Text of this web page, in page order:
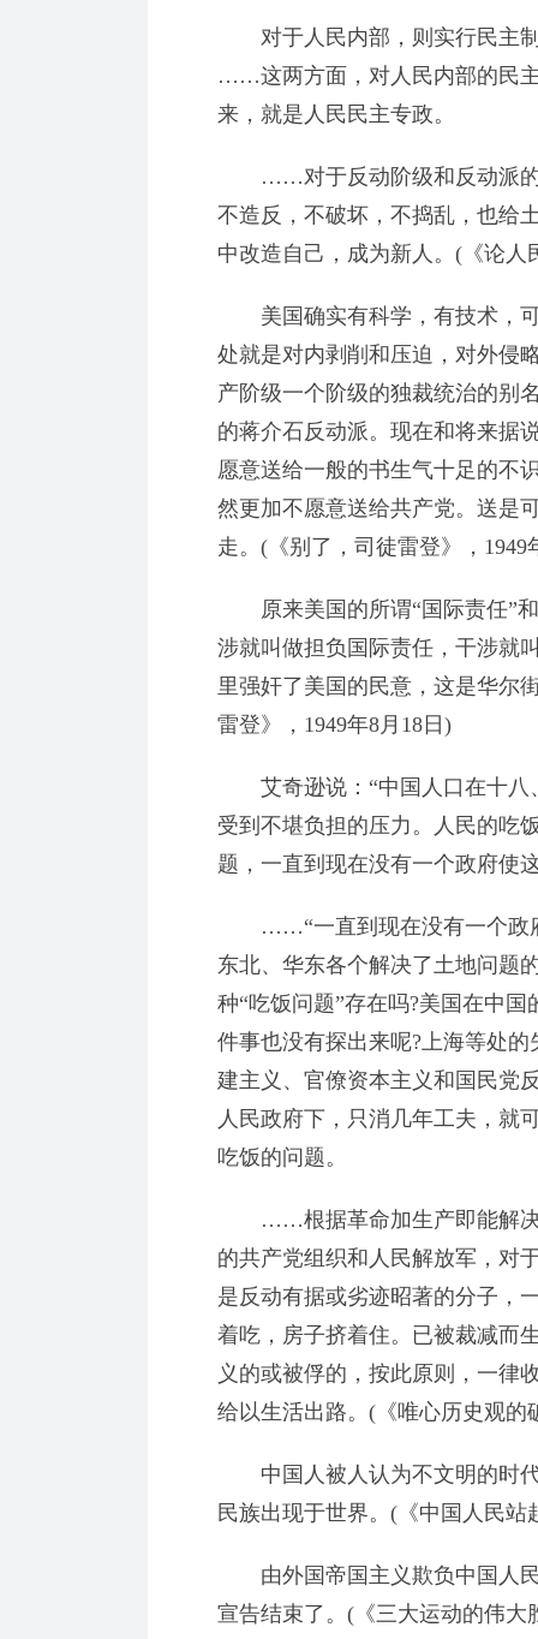
对于人民内部，则实行民主制
……这两方面，对人民内部的民
来，就是人民民主专政。
……对于反动阶级和反动派的
不造反，不破坏，不捣乱，也给
中改造自己，成为新人。(《论人
美国确实有科学，有技术，可
处就是对内剥削和压迫，对外侵
产阶级一个阶级的独裁统治的别
的蒋介石反动派。现在和将来据
愿意送给一般的书生气十足的不
然更加不愿意送给共产党。送是
走。(《别了，司徒雷登》，1949
原来美国的所谓“国际责任”和
涉就叫做担负国际责任，干涉就
里强奸了美国的民意，这是华尔
雷登》，1949年8月18日)
艾奇逊说：“中国人口在十八
受到不堪负担的压力。人民的吃
题，一直到现在没有一个政府
……“一直到现在没有一个政府
东北、华东各个解决了土地问题
种“吃饭问题”存在吗?美国在中
件事也没有探出来呢?上海等处
建主义、官僚资本主义和国民党
人民政府下，只消几年工夫，就
吃饭的问题。
……根据革命加生产即能解决
的共产党组织和人民解放军，对
是反动有据或劣迹昭著的分子，
着吃，房子挤着住。已被裁减而
义的或被俘的，按此原则，一律
给以生活出路。(《唯心历史观的
中国人被人认为不文明的时代
民族出现于世界。(《中国人民站
由外国帝国主义欺负中国人民
宣告结束了。(《三大运动的伟大